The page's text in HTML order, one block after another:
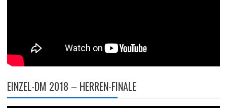
EINZEL-DM 2018 – HERREN-FINALE